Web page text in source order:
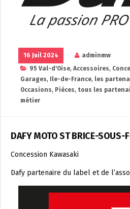
16 Juil 2024
adminmw
95 Val-d'Oise, Accessoires,
Garages, Ile-de-France, les
Occasions, Pièces, tous les
métier
DAFY MOTO ST BRICE-SOUS-
Concession Kawasaki
Dafy partenaire du label et de